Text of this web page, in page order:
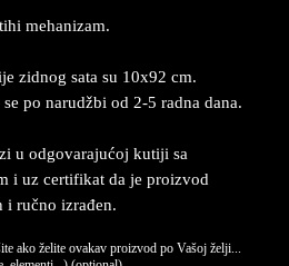
mehanizam.
zidnog sata su 10x92 cm.
po narudžbi od 2-5 radna dana.
u odgovarajućoj kutiji sa
i uz certifikat da je proizvod
i ručno izrađen.
ako želite ovakav proizvod po Vašoj želji...